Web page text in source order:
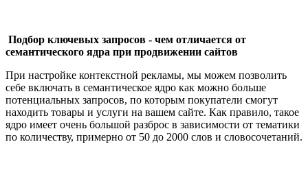
Подбор ключевых запросов - чем отличается от
семантического ядра при продвижении сайтов
При настройке контекстной рекламы, мы можем позволить
себе включать в семантическое ядро как можно больше
потенциальных запросов, по которым покупатели смогут
находить товары и услуги на вашем сайте. Как правило, такое
ядро имеет очень большой разброс в зависимости от тематики
по количеству, примерно от 50 до 2000 слов и словосочетаний.